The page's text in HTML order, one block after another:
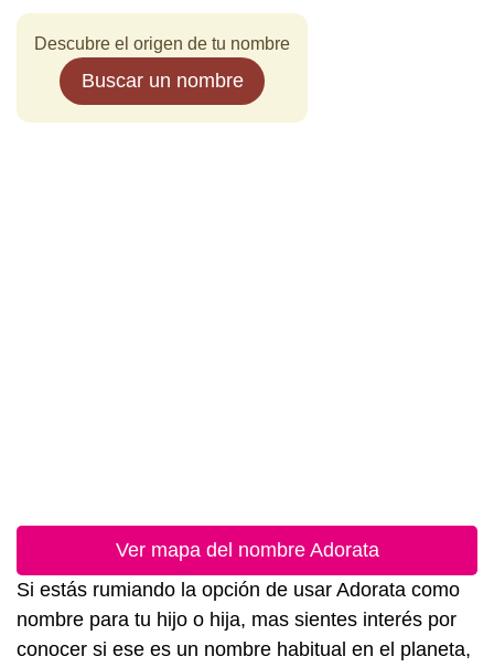
Descubre el origen de tu nombre
Buscar un nombre
Ver mapa del nombre Adorata
Si estás rumiando la opción de usar Adorata como
nombre para tu hijo o hija, mas sientes interés por
conocer si ese es un nombre habitual en el planeta,